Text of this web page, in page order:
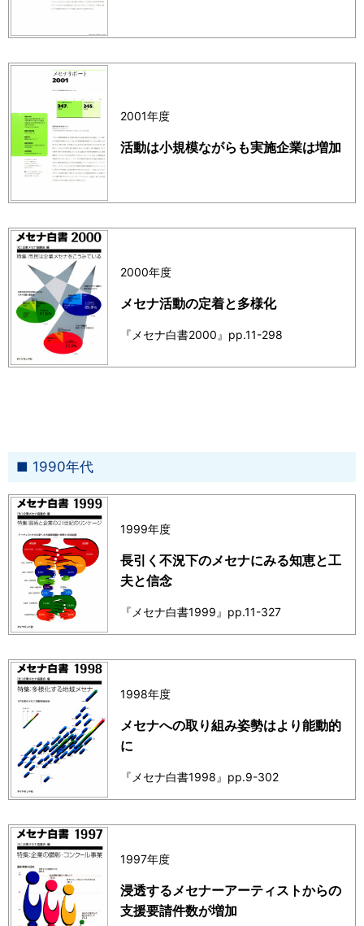
2001年度
活動は小規模ながらも実施企業は増加
2000年度
メセナ活動の定着と多様化
『メセナ白書2000』pp.11-298
1990年代
1999年度
長引く不況下のメセナにみる知恵と工
夫と信念
『メセナ白書1999』pp.11-327
1998年度
メセナへの取り組み姿勢はより能動的
に
『メセナ白書1998』pp.9-302
1997年度
浸透するメセナーアーティストからの
支援要請件数が増加